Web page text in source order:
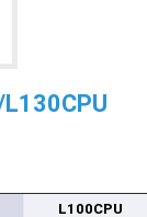
L100CPU